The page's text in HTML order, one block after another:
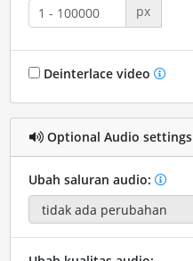
px
Deinterlace video
Optional Audio settings
Ubah saluran audio: